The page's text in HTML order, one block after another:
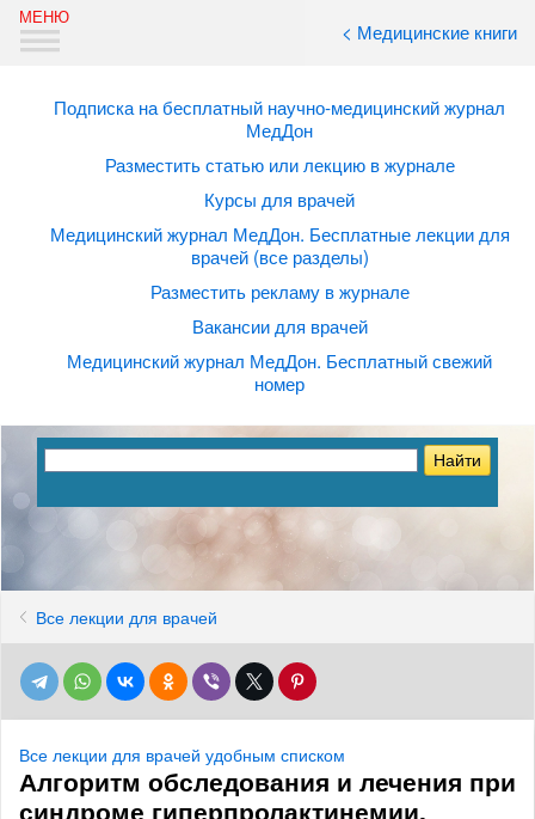
< Медицинские книги
Подписка на бесплатный научно-медицинский журнал
МедДон
Разместить статью или лекцию в журнале
Курсы для врачей
Медицинский журнал МедДон. Бесплатные лекции для
врачей (все разделы)
Разместить рекламу в журнале
Вакансии для врачей
Медицинский журнал МедДон. Бесплатный свежий
номер
Все лекции для врачей
Все лекции для врачей удобным списком
Алгоритм обследования и лечения при
синдроме гиперпролактинемии.